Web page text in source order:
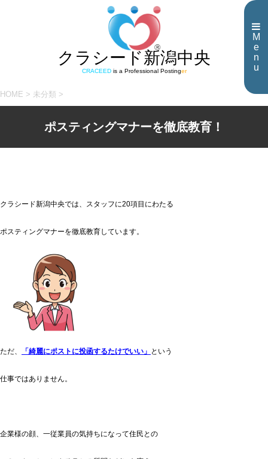
M
e
n
u
クラシード新潟中央
CRACEEDis a Professional Postinger
HOME > 未分類 >
ポスティングマナーを徹底教育！
クラシード新潟中央では、スタッフに20項目にわたる
ポスティングマナーを徹底教育しています。
ただ、 「綺麗にポストに投函するたけでいい」 という
仕事ではありません。
企業様の顔、一従業員の気持ちになって住民との